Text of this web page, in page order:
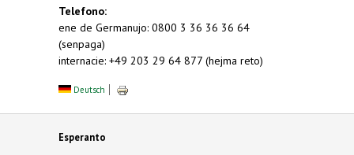
Telefono:
ene de Germanujo: 0800 3 36 36 36 64
(senpaga)
internacie: +49 203 29 64 877 (hejma reto)
Deutsch
Esperanto